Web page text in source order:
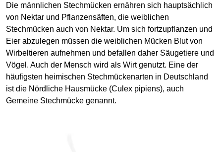
Die männlichen Stechmücken ernähren sich hauptsächlich
von Nektar und Pflanzensäften, die weiblichen
Stechmücken auch von Nektar. Um sich fortzupflanzen und
Eier abzulegen müssen die weiblichen Mücken Blut von
Wirbeltieren aufnehmen und befallen daher Säugetiere und
Vögel. Auch der Mensch wird als Wirt genutzt. Eine der
häufigsten heimischen Stechmückenarten in Deutschland
ist die Nördliche Hausmücke (Culex pipiens), auch
Gemeine Stechmücke genannt.